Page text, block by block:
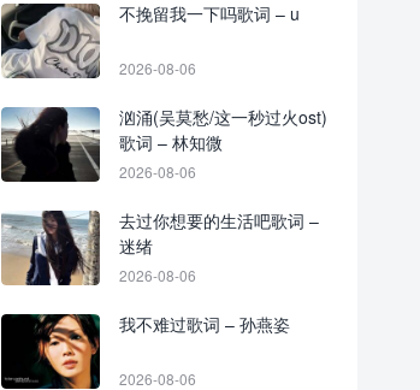
不挽留我一下吗歌词 – u
2026-08-06
汹涌(吴莫愁/这一秒过火ost)
歌词 – 林知微
2026-08-06
去过你想要的生活吧歌词 –
迷绪
2026-08-06
我不难过歌词 – 孙燕姿
2026-08-06